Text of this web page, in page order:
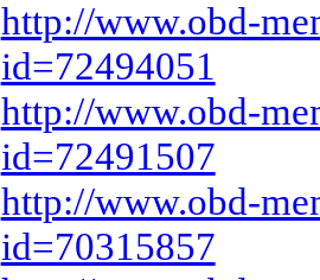
http://www.obd-
id=72494051
http://www.obd-
id=72491507
http://www.obd-
id=70315857